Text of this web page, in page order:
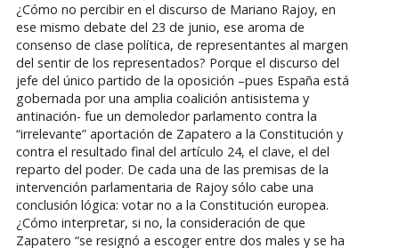
¿Cómo no percibir en el discurso de Mariano Rajoy, en
ese mismo debate del 23 de junio, ese aroma de
consenso de clase política, de representantes al margen
del sentir de los representados? Porque el discurso del
jefe del único partido de la oposición –pues España está
gobernada por una amplia coalición antisistema y
antinación- fue un demoledor parlamento contra la
“irrelevante” aportación de Zapatero a la Constitución y
contra el resultado final del artículo 24, el clave, el del
reparto del poder. De cada una de las premisas de la
intervención parlamentaria de Rajoy sólo cabe una
conclusión lógica: votar no a la Constitución europea.
¿Cómo interpretar, si no, la consideración de que
Zapatero “se resignó a escoger entre dos males y se ha